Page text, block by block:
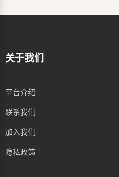
关于我们
平台介绍
联系我们
加入我们
隐私政策